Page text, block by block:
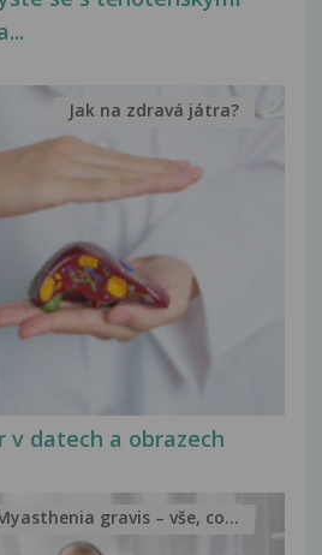
datech a obrazech
Jak na zdravá játra?
gravis – vše, co...